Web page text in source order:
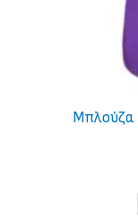
Μπλούζα